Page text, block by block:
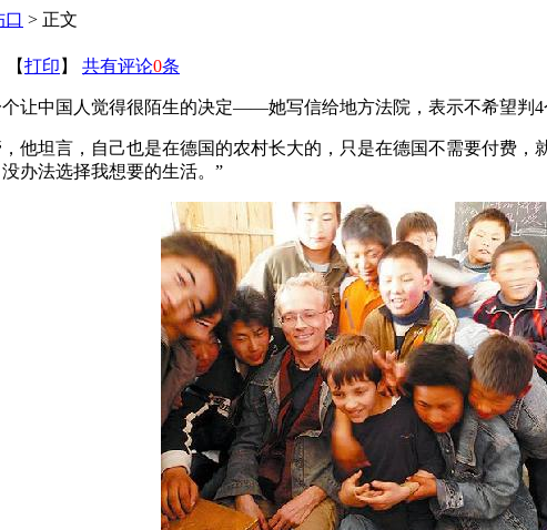
口 > 正文
【打印 】 共有评论0条
让中国人觉得很陌生的决定——她写信给地方法院，表示不希望判
他坦言，自己也是在德国的农村长大的，只是在德国不需要付费
办法选择我想要的生活。”